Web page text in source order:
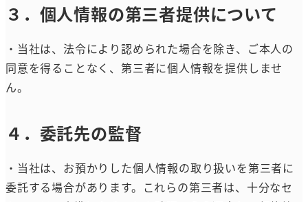
３．個人情報の第三者提供について
・当社は、法令により認められた場合を除き、ご本人の
同意を得ることなく、第三者に個人情報を提供しませ
ん。
４．委託先の監督
・当社は、お預かりした個人情報の取り扱いを第三者に
委託する場合があります。これらの第三者は、十分なセ